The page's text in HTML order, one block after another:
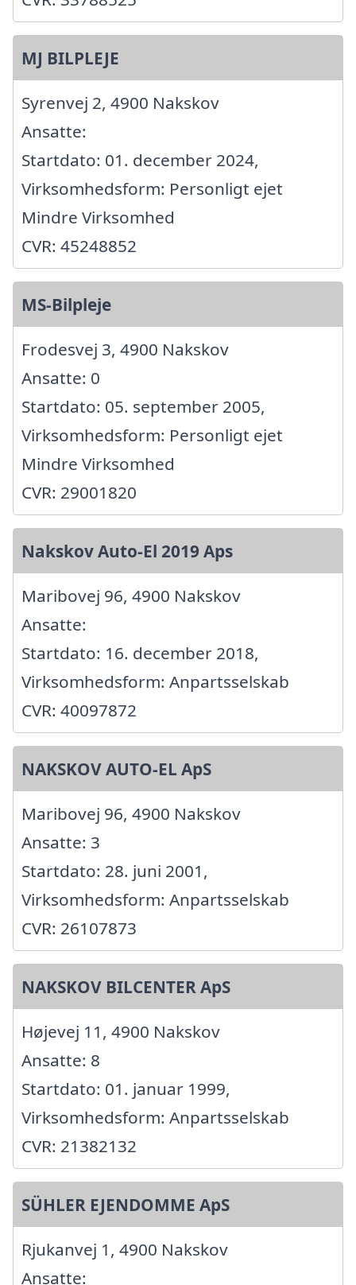
MJ BILPLEJE
Syrenvej 2, 4900 Nakskov
Ansatte:
Startdato: 01. december 2024,
Virksomhedsform: Personligt ejet
Mindre Virksomhed
CVR: 45248852
MS-Bilpleje
Frodesvej 3, 4900 Nakskov
Ansatte: 0
Startdato: 05. september 2005,
Virksomhedsform: Personligt ejet
Mindre Virksomhed
CVR: 29001820
Nakskov Auto-El 2019 Aps
Maribovej 96, 4900 Nakskov
Ansatte:
Startdato: 16. december 2018,
Virksomhedsform: Anpartsselskab
CVR: 40097872
NAKSKOV AUTO-EL ApS
Maribovej 96, 4900 Nakskov
Ansatte: 3
Startdato: 28. juni 2001,
Virksomhedsform: Anpartsselskab
CVR: 26107873
NAKSKOV BILCENTER ApS
Højevej 11, 4900 Nakskov
Ansatte: 8
Startdato: 01. januar 1999,
Virksomhedsform: Anpartsselskab
CVR: 21382132
SÜHLER EJENDOMME ApS
Rjukanvej 1, 4900 Nakskov
Ansatte: